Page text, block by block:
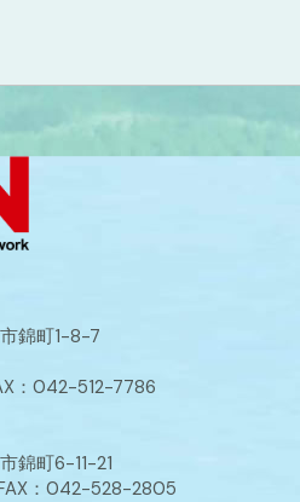
錦町1-8-7
：042-512-7786
錦町6-11-21
：042-528-2805